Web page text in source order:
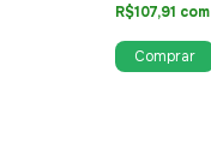
R$107,91 com
Comprar